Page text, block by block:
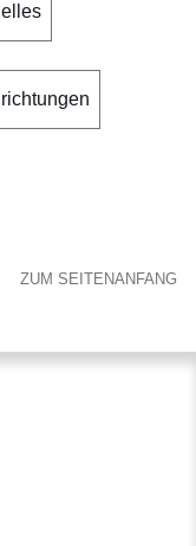
ZUM SEITENANFANG
HESSEN bewegt